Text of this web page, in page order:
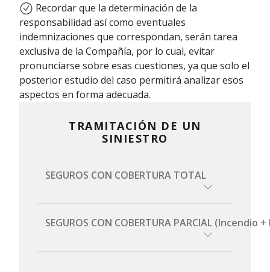
Recordar que la determinación de la
responsabilidad así como eventuales
indemnizaciones que correspondan, serán tarea
exclusiva de la Compañía, por lo cual, evitar
pronunciarse sobre esas cuestiones, ya que solo el
posterior estudio del caso permitirá analizar esos
aspectos en forma adecuada.
TRAMITACIÓN DE UN
SINIESTRO
SEGUROS CON COBERTURA TOTAL
Si el vehículo siniestrado se
SEGUROS CON COBERTURA PARCIAL